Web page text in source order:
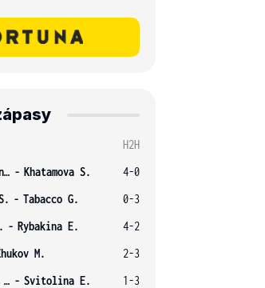
H2H
Miroshnichenko V. - Khatamova S.
4-0
- Tabacco G.
0-3
- Rybakina E.
4-2
M.
2-3
Alexandrova E. - Svitolina E.
1-3